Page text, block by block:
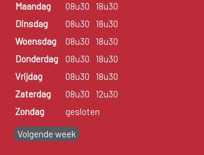
Maandag 08u30
18u30
Dinsdag
08u30
18u30
Woensdag
08u30
18u30
Donderdag
08u30
18u30
Vrijdag
08u30
18u30
Zaterdag
08u30
12u30
Zondag
gesloten
Volgende week